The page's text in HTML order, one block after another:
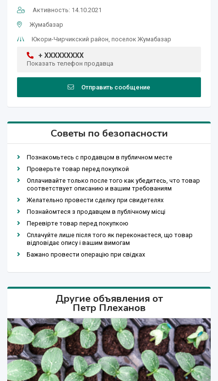
Активность: 14.10.2021
Жумабазар
Юкори-Чирчикский район, поселок Жумабазар
+ XXXXXXXXX
Показать телефон продавца
Отправить сообщение
Советы по безопасности
Познакомьтесь с продавцом в публичном месте
Проверьте товар перед покупкой
Оплачивайте только после того как убедитесь, что товар
соответствует описанию и вашим требованиям
Желательно провести сделку при свидетелях
Познайомтеся з продавцем в публічному місці
Перевірте товар перед покупкою
Сплачуйте лише після того як переконаєтеся, що товар
відповідає опису і вашим вимогам
Бажано провести операцію при свідках
Другие объявления от
Петр Плеханов